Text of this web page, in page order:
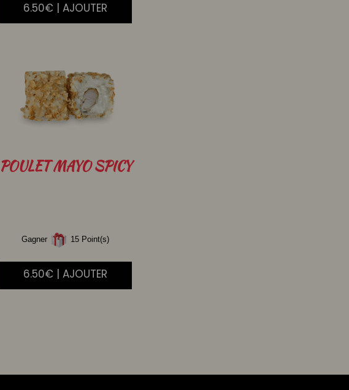
6.50€ | AJOUTER
POULETMAYO SPICY
Gagner 15 Point(s)
6.50€ | AJOUTER